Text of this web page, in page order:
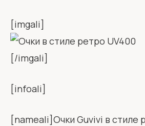
[imgali]
[/imgali]
[infoali]
[nameali]Очки Guvivi в стиле